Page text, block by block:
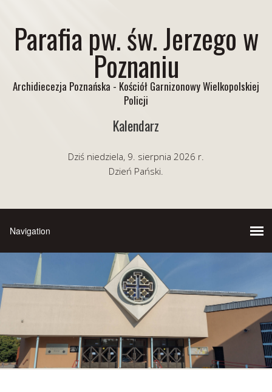
Parafia pw. św. Jerzego w
Poznaniu
Archidiecezja Poznańska - Kościół Garnizonowy Wielkopolskiej
Policji
Kalendarz
Dziś niedziela, 9. sierpnia 2026 r.
Dzień Pański.